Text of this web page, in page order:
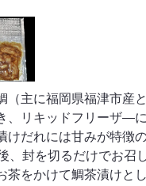
（主に福岡県福津市産
、リキッドフリーザ―
けだれには甘みが特徴
、封を切るだけでお召
茶をかけて鯛茶漬けと